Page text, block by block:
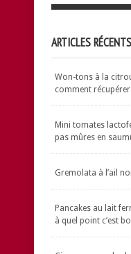
ARTICLES RÉCENTS
Won-tons à la
comment récupérer
Mini tomates
pas mûres en
Gremolata à l’ail
Pancakes au lait
à quel point c’est